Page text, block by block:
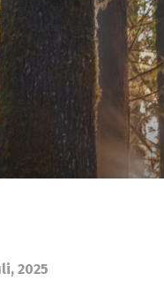
2025